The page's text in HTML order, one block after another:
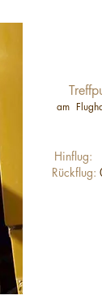
am Flug
Hinflug:
Rückflug: